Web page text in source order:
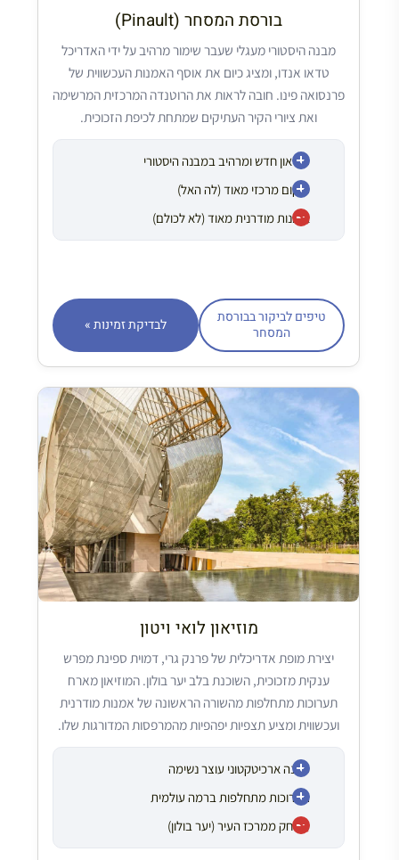
בורסת המסחר (Pinault)
מוזיאון חדש ומרהיב במבנה היסטורי
מיקום מרכזי מאוד (לה האל)
אומנות מודרנית מאוד (לא לכולם)
מבנה היסטורי מעגלי שעבר שימור מרהיב על ידי האדריכל
טדאו אנדו, ומציג כיום את אוסף האמנות העכשווית של
פרנסואה פינו. חובה לראות את הרוטנדה המרכזית המרשימה
ואת ציורי הקיר העתיקים שמתחת לכיפת הזכוכית.
טיפים לביקור בבורסת
המסחר
לבדיקת זמינות »
מוזיאון לואי ויטון
מבנה ארכיטקטוני עוצר נשימה
תערוכות מתחלפות ברמה עולמית
מרוחק ממרכז העיר (יער בולון)
יצירת מופת אדריכלית של פרנק גרי, דמוית ספינת מפרש
ענקית מזכוכית, השוכנת בלב יער בולון. המוזיאון מארח
תערוכות מתחלפות מהשורה הראשונה של אמנות מודרנית
ועכשווית ומציע תצפיות יפהפיות מהמרפסות המדורגות שלו.